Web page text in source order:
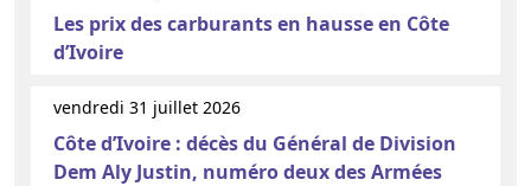
Les prix des carburants en hausse en Côte
d’Ivoire
vendredi 31 juillet 2026
Côte d’Ivoire : décès du Général de Division
Dem Aly Justin, numéro deux des Armées